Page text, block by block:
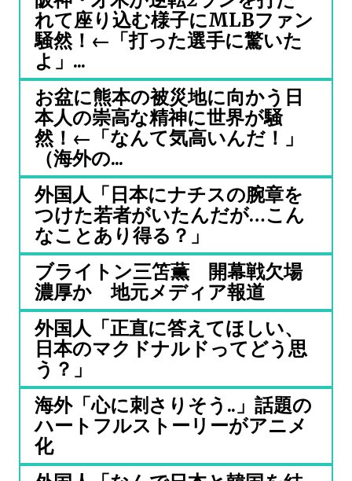
れて座り込む様子にMLBファン
騒然！←「打った選手に驚いた
よ」...
お盆に熊本の被災地に向かう日
本人の崇高な精神に世界が騒
然！←「なんて気高いんだ！」
（海外の...
外国人「日本にナチスの腕章を
つけた若者がいたんだが…こん
なことあり得る？」
ブライトン三笘薫 開幕戦欠場
濃厚か 地元メディア報道
外国人「正直に答えてほしい、
日本のマクドナルドってどう思
う？」
海外「心に刺さりそう..」話題の
ハートフルストーリーがアニメ
化